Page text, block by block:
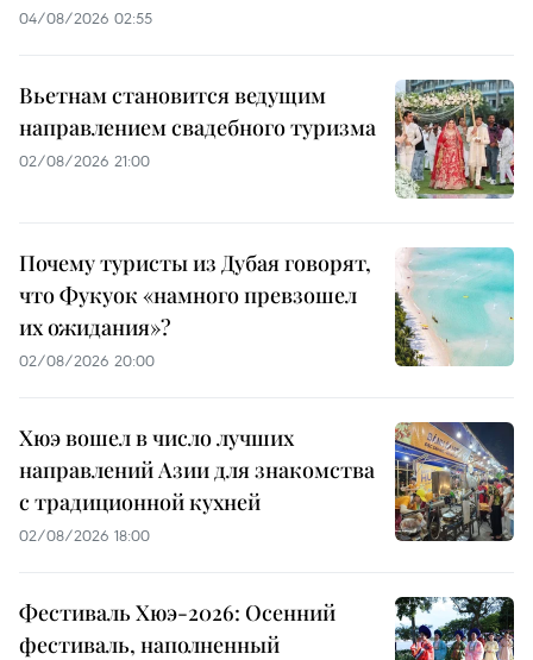
04/08/2026 02:55
Вьетнам становится ведущим
направлением свадебного туризма
02/08/2026 21:00
Почему туристы из Дубая говорят,
что Фукуок «намного превзошел
их ожидания»?
02/08/2026 20:00
Хюэ вошел в число лучших
направлений Азии для знакомства
с традиционной кухней
02/08/2026 18:00
Фестиваль Хюэ-2026: Осенний
фестиваль, наполненный